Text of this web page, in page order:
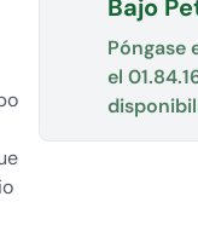
Bajo
Póngase
el